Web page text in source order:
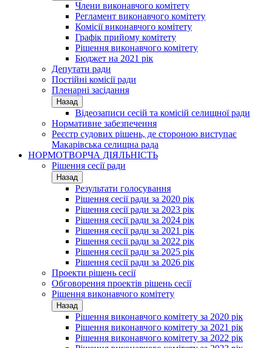
Члени виконавчого комітету
Регламент виконавчого комітету
Комісії виконавчого комітету
Графік прийому комітету
Рішення виконавчого комітету
Бюджет на 2021 рік
Депутати ради
Постійні комісії ради
Пленарні засідання
Назад
Відеозаписи сесій та комісій селищної ради
Нормативне забезпечення
Реєстр судових рішень, де стороною виступає
Макарівська селищна рада
НОРМОТВОРЧА ДІЯЛЬНІСТЬ
Рішення сесії ради
Назад
Результати голосування
Рішення сесії ради за 2020 рік
Рішення сесії ради за 2023 рік
Рішення сесії ради за 2024 рік
Рішення сесії ради за 2021 рік
Рішення сесії ради за 2022 рік
Рішення сесії ради за 2025 рік
Рішення сесії ради за 2026 рік
Проекти рішень сесії
Обговорення проектів рішень сесії
Рішення виконавчого комітету
Назад
Рішення виконавчого комітету за 2020 рік
Рішення виконавчого комітету за 2021 рік
Рішення виконавчого комітету за 2022 рік